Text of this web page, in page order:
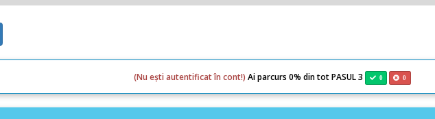
(Nu ești autentificat în cont!) Ai parcurs 0% din tot PASUL 3 0 0